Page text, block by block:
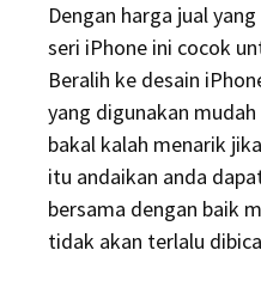
Dengan harga jual
seri iPhone ini cocok
Beralih ke desain
yang digunakan
bakal kalah menarik
itu andaikan anda
bersama dengan baik
tidak akan terlalu